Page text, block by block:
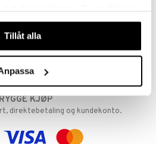
användande av vår webbplats.
Tillåt alla
FRA KR 350
grensen for fri frakt ut fra hvilken(e)
LEVERANSER
sendes normalt ut samme dag.
KJØP
direktebetaling og kundekonto.